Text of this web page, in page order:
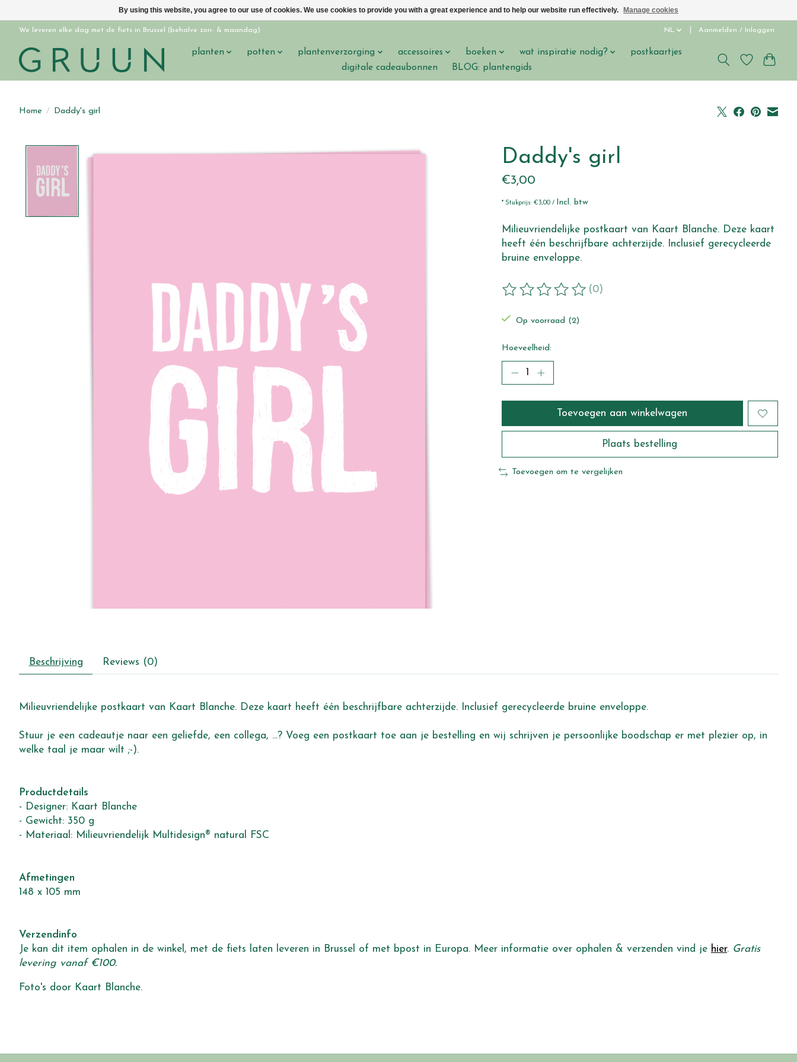
We leveren elke dag met de fiets in Brussel (behalve zon- & maandag) NL Aanmelden / Inloggen
planten potten plantenverzorging accessoires boeken wat inspiratie nodig?
postkaartjes
digitale cadeaubonnen
BLOG: plantengids
Home / Daddy's girl
Daddy's girl
€3,00
* Stukprijs: €3,00 / Incl. btw
Milieuvriendelijke postkaart van Kaart Blanche. Deze kaart
heeft één beschrijfbare achterzijde. Inclusief gerecycleerde
bruine enveloppe.
De beoordeling van dit product is
(0)
Op voorraad (2)
Hoeveelheid:
Toevoegen aan winkelwagen
Plaats bestelling
Toevoegen om te vergelijken
Beschrijving Reviews (0)
Milieuvriendelijke postkaart van Kaart Blanche. Deze kaart heeft één beschrijfbare achterzijde. Inclusief gerecycleerde bruine enveloppe.
Stuur je een cadeautje naar een geliefde, een collega, ...? Voeg een postkaart toe aan je bestelling en wij schrijven je persoonlijke boodschap er met plezier op, in
welke taal je maar wilt ;-).
Productdetails
- Designer: Kaart Blanche
- Gewicht: 350 g
- Materiaal: Milieuvriendelijk Multidesign® natural FSC
Afmetingen
148 x 105 mm
Verzendinfo
Je kan dit item ophalen in de winkel, met de fiets laten leveren in Brussel of met bpost in Europa. Meer informatie over ophalen & verzenden vind je hier. Gratis
levering vanaf €100.
Foto's door Kaart Blanche.
By using this website, you agree to our use of cookies. We use cookies to provide you with a great experience and to help our website run effectively. Manage cookies